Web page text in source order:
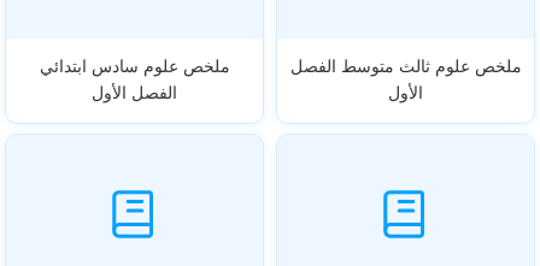
ملخص علوم ثالث متوسط الفصل
الأول
ملخص علوم سادس ابتدائي
الفصل الأول